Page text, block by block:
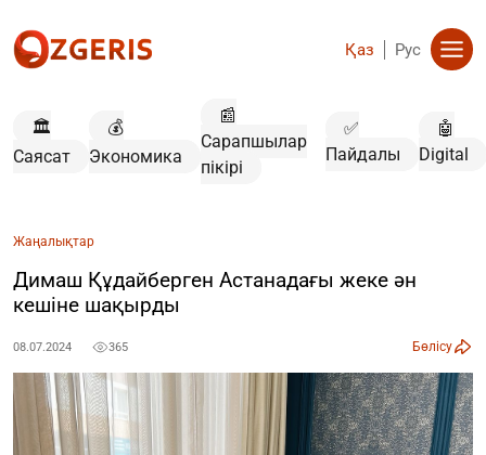
Қаз Рус
🏛️
Саясат
💰
Экономика
📰
Сарапшылар
пікірі
✅
Пайдалы
🤖
Digital
Жаңалықтар
Димаш Құдайберген Астанадағы жеке ән
кешіне шақырды
08.07.2024 365 Бөлісу